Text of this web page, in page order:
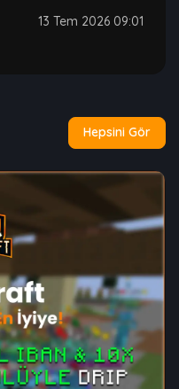
13 Tem 2026 09:01
Hepsini Gör